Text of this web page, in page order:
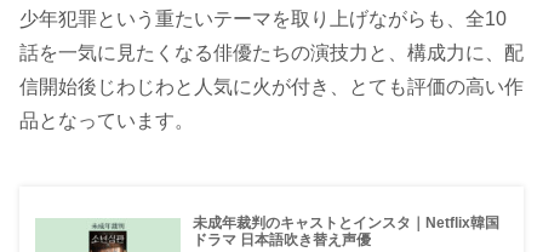
少年犯罪という重たいテーマを取り上げながらも、全10
話を一気に見たくなる俳優たちの演技力と、構成力に、配
信開始後じわじわと人気に火が付き、とても評価の高い作
品となっています。
未成年裁判のキャストとインスタ｜Netflix韓国
ドラマ 日本語吹き替え声優